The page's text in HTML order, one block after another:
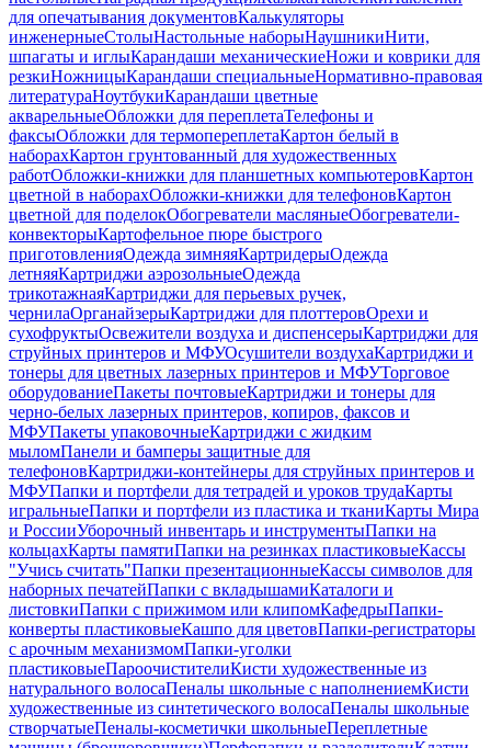
для опечатывания документовКалькуляторы
инженерныеСтолыНастольные наборыНаушникиНити,
шпагаты и иглыКарандаши механическиеНожи и коврики для
резкиНожницыКарандаши специальныеНормативно-правовая
литератураНоутбукиКарандаши цветные
акварельныеОбложки для переплетаТелефоны и
факсыОбложки для термопереплетаКартон белый в
наборахКартон грунтованный для художественных
работОбложки-книжки для планшетных компьютеровКартон
цветной в наборахОбложки-книжки для телефоновКартон
цветной для поделокОбогреватели масляныеОбогреватели-
конвекторыКартофельное пюре быстрого
приготовленияОдежда зимняяКартридерыОдежда
летняяКартриджи аэрозольныеОдежда
трикотажнаяКартриджи для перьевых ручек,
чернилаОрганайзерыКартриджи для плоттеровОрехи и
сухофруктыОсвежители воздуха и диспенсерыКартриджи для
струйных принтеров и МФУОсушители воздухаКартриджи и
тонеры для цветных лазерных принтеров и МФУТорговое
оборудованиеПакеты почтовыеКартриджи и тонеры для
черно-белых лазерных принтеров, копиров, факсов и
МФУПакеты упаковочныеКартриджи с жидким
мыломПанели и бамперы защитные для
телефоновКартриджи-контейнеры для струйных принтеров и
МФУПапки и портфели для тетрадей и уроков трудаКарты
игральныеПапки и портфели из пластика и тканиКарты Мира
и РоссииУборочный инвентарь и инструментыПапки на
кольцахКарты памятиПапки на резинках пластиковыеКассы
"Учись считать"Папки презентационныеКассы символов для
наборных печатейПапки с вкладышамиКаталоги и
листовкиПапки с прижимом или клипомКафедрыПапки-
конверты пластиковыеКашпо для цветовПапки-регистраторы
с арочным механизмомПапки-уголки
пластиковыеПароочистителиКисти художественные из
натурального волосаПеналы школьные с наполнениемКисти
художественные из синтетического волосаПеналы школьные
створчатыеПеналы-косметички школьныеПереплетные